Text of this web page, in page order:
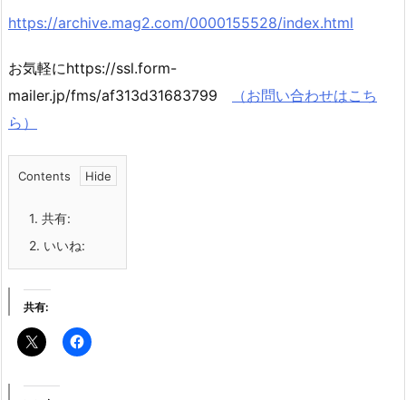
https://archive.mag2.com/0000155528/index.html
お気軽にhttps://ssl.form-
mailer.jp/fms/af313d31683799
（お問い合わせはこち
ら）
Contents
1. 共有:
2. いいね:
共有: